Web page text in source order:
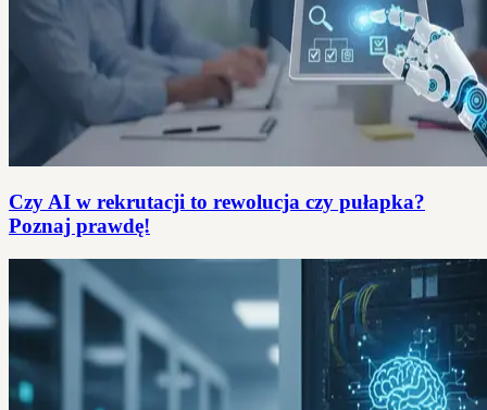
Czy AI w rekrutacji to rewolucja czy pułapka?
Poznaj prawdę!